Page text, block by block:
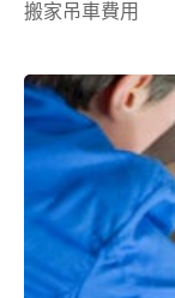
搬家吊車費用